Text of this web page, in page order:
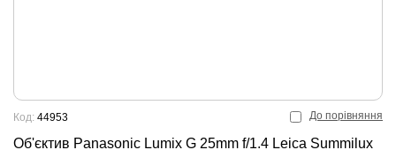
До порівняння
Об'єктив Panasonic Lumix G 25mm f/1.4 Leica Summilux
Код: 44953